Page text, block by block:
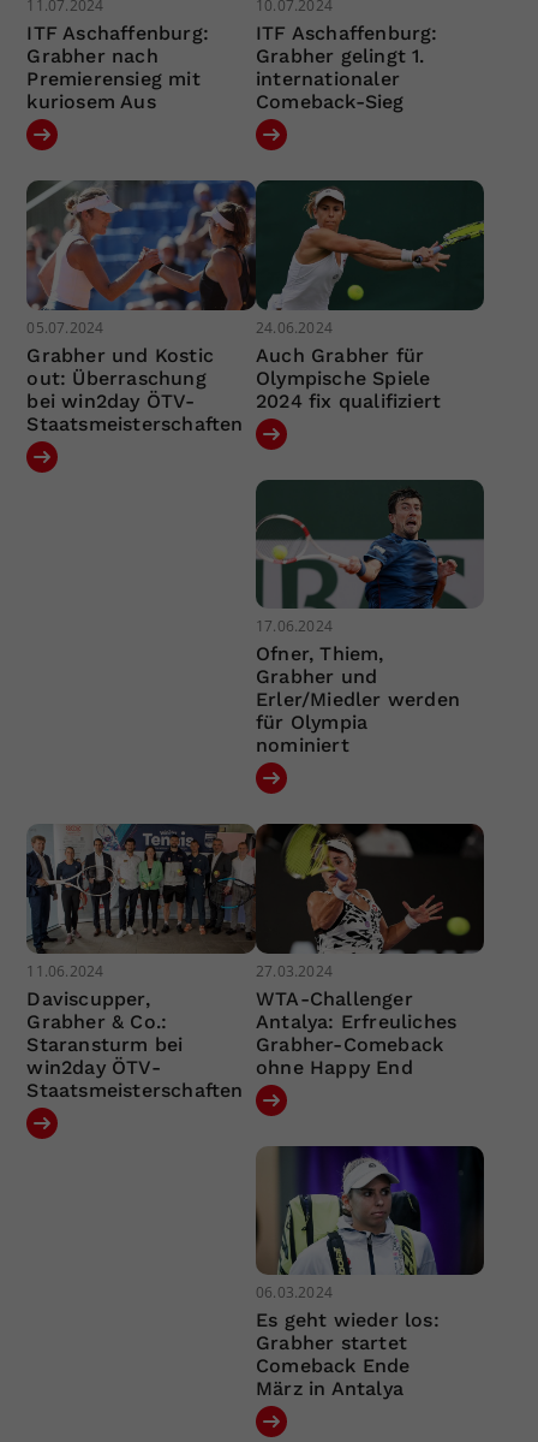
11.07.2024
ITF Aschaffenburg:
Grabher nach
Premierensieg mit
kuriosem Aus
10.07.2024
ITF Aschaffenburg:
Grabher gelingt 1.
internationaler
Comeback-Sieg
05.07.2024
Grabher und Kostic
out: Überraschung
bei win2day ÖTV-
Staatsmeisterschaften
24.06.2024
Auch Grabher für
Olympische Spiele
2024 fix qualifiziert
17.06.2024
Ofner, Thiem,
Grabher und
Erler/Miedler werden
für Olympia
nominiert
11.06.2024
Daviscupper,
Grabher & Co.:
Staransturm bei
win2day ÖTV-
Staatsmeisterschaften
27.03.2024
WTA-Challenger
Antalya: Erfreuliches
Grabher-Comeback
ohne Happy End
06.03.2024
Es geht wieder los:
Grabher startet
Comeback Ende
März in Antalya